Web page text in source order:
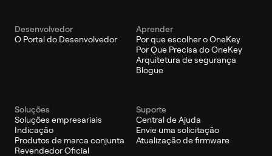
Desenvolvedor
O Portal do Desenvolvedor
Aprender
Por que escolher o OneKey
Por Que Precisa do OneKey
Arquitetura de segurança
Blogue
Soluções
Soluções empresariais
Indicação
Produtos de marca conjunta
Revendedor Oficial
Suporte
Central de Ajuda
Envie uma solicitação
Atualização de firmware